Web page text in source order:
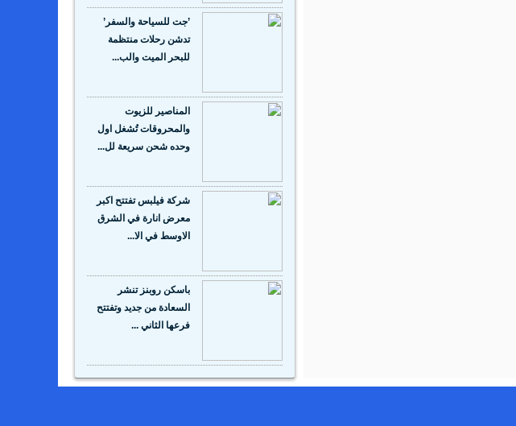
’جت للسياحة والسفر’
تدشن رحلات منتظمة
للبحر الميت والب...
المناصير للزيوت
والمحروقات تُشغل اول
وحده شحن سريعة لل...
شركة فيلبس تفتتح اكبر
معرض انارة في الشرق
الاوسط في الا...
باسكن روبنز تنشر
السعادة من جديد وتفتتح
فرعها الثاني ...